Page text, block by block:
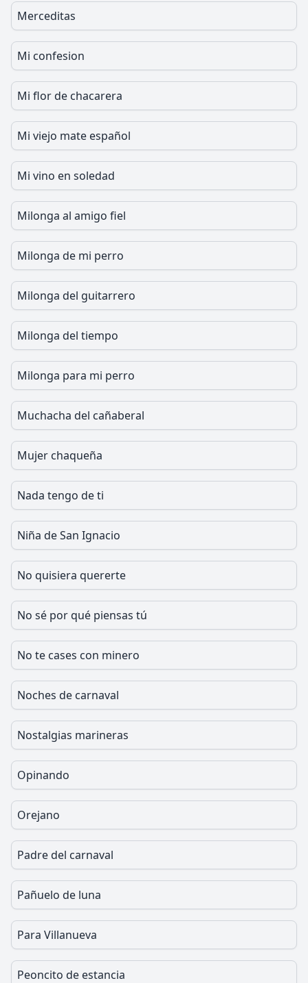
Merceditas
Mi confesion
Mi flor de chacarera
Mi viejo mate español
Mi vino en soledad
Milonga al amigo fiel
Milonga de mi perro
Milonga del guitarrero
Milonga del tiempo
Milonga para mi perro
Muchacha del cañaberal
Mujer chaqueña
Nada tengo de ti
Niña de San Ignacio
No quisiera quererte
No sé por qué piensas tú
No te cases con minero
Noches de carnaval
Nostalgias marineras
Opinando
Orejano
Padre del carnaval
Pañuelo de luna
Para Villanueva
Peoncito de estancia